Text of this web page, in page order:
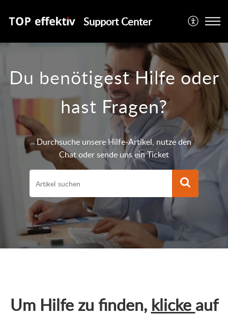
Support Center
Du benötigest Hilfe oder
hast Fragen?
Durchsuche unsere Hilfe-Artikel, nutze den
Chat oder sende uns ein Ticket
Um Hilfe zu finden, klicke auf